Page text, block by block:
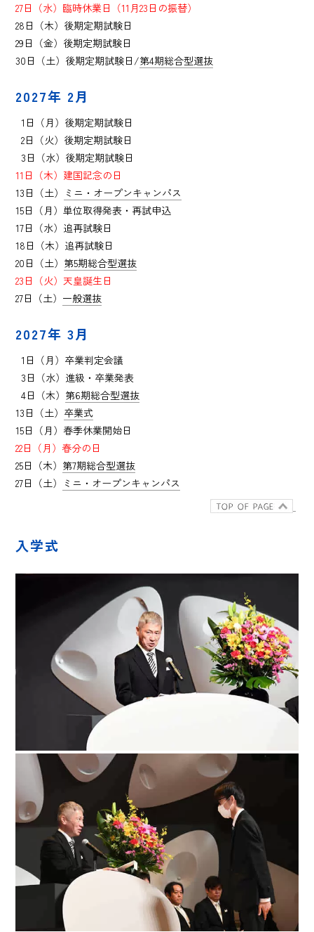
27日（水）臨時休業日（11月23日の振替）
28日（木）後期定期試験日
29日（金）後期定期試験日
30日（土）後期定期試験日/第4期総合型選抜
2027年 2月
1日（月）後期定期試験日
2日（火）後期定期試験日
3日（水）後期定期試験日
11日（木）建国記念の日
13日（土）
ミニ・オープンキャンパス
15日（月）単位取得発表・再試申込
17日（水）追再試験日
18日（木）追再試験日
20日（土） 第5期総合型選抜
23日（火）天皇誕生日
27日（土） 一般選抜
2027年 3月
1日（月）卒業判定会議
3日（水）進級・卒業発表
4日（木） 第6期総合型選抜
13日（土） 卒業式
15日（月）春季休業開始日
22日（月）春分の日
25日（木） 第7期総合型選抜
27日（土）
ミニ・オープンキャンパス
入学式